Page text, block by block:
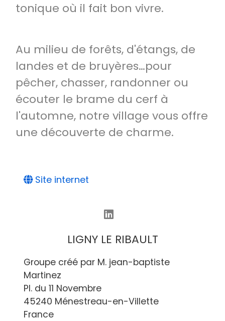
tonique où il fait bon vivre.
Au milieu de forêts, d'étangs, de
landes et de bruyères…pour
pêcher, chasser, randonner ou
écouter le brame du cerf à
l'automne, notre village vous offre
une découverte de charme.
Site internet
LIGNY LE RIBAULT
Groupe créé par M. jean-baptiste
Martinez
Pl. du 11 Novembre
45240 Ménestreau-en-Villette
France